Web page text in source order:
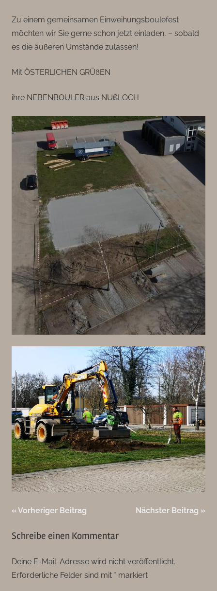
Zu einem gemeinsamen Einweihungsboulefest
möchten wir Sie gerne schon jetzt einladen, – sobald
es die äußeren Umstände zulassen!
Mit ÖSTERLICHEN GRÜßEN
ihre NEBENBOULER aus NUẞLOCH
Beitragsnavigation
Vorheriger Beitrag Nächster Beitrag
Schreibe einen Kommentar
Deine E-Mail-Adresse wird nicht veröffentlicht.
Erforderliche Felder sind mit * markiert